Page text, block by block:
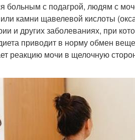
больным с подагрой, людям с
камни щавелевой кислоты
и других заболеваниях, при
приводит в норму обмен
реакцию мочи в щелочную